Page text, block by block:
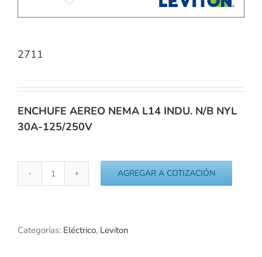
2711
ENCHUFE AEREO NEMA L14 INDU. N/B NYL
30A-125/250V
2711
AGREGAR A COTIZACIÓN
Categorías: Eléctrico, Leviton